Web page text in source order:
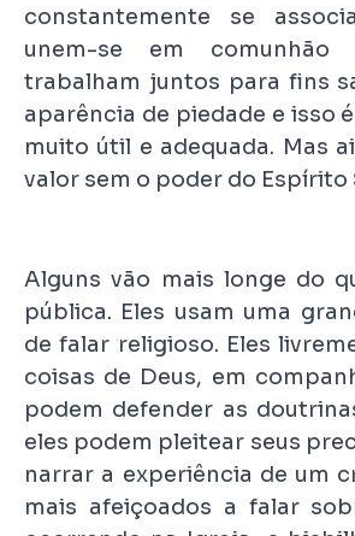
constantemente se
unem-se em
trabalham juntos para fins
aparência de piedade e isso
muito útil e adequada. Mas
valor sem o poder do Espírito
Alguns vão mais longe do
pública. Eles usam uma
de falar religioso. Eles
coisas de Deus, em
podem defender as
eles podem pleitear seus
narrar a experiência de um
mais afeiçoados a falar